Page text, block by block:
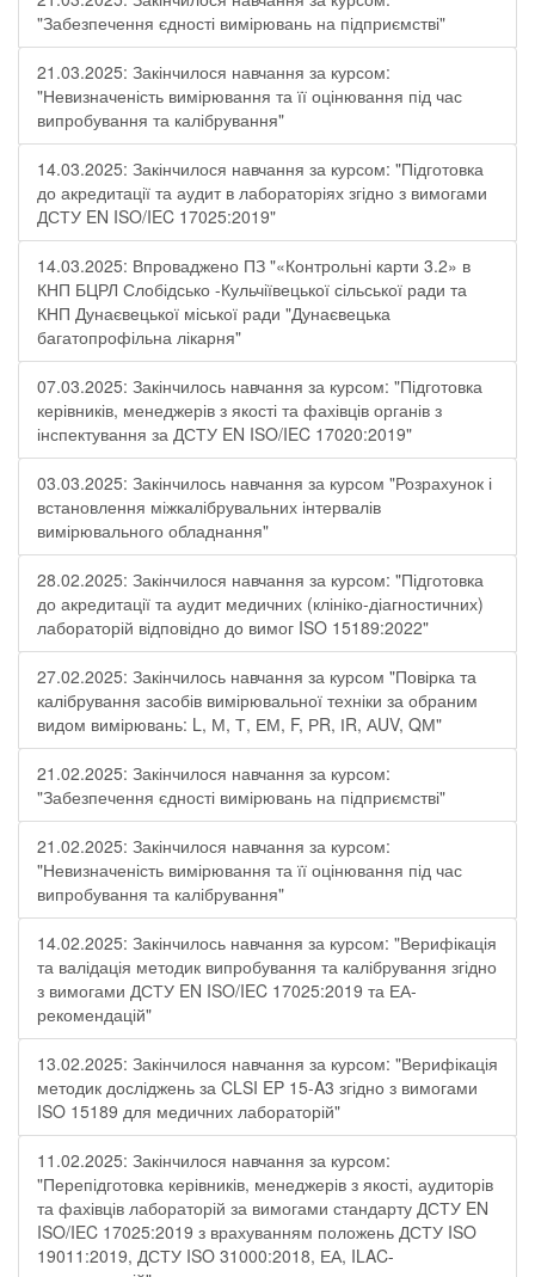
"Забезпечення єдності вимірювань на підприємстві"
21.03.2025: Закінчилося навчання за курсом:
"Невизначеність вимірювання та її оцінювання під час
випробування та калібрування"
14.03.2025: Закінчилося навчання за курсом: "Підготовка
до акредитації та аудит в лабораторіях згідно з вимогами
ДСТУ EN ISO/IEC 17025:2019"
14.03.2025: Впроваджено ПЗ "«Контрольні карти 3.2» в
КНП БЦРЛ Слобідсько -Кульчіївецької сільської ради та
КНП Дунаєвецької міської ради "Дунаєвецька
багатопрофільна лікарня"
07.03.2025: Закінчилось навчання за курсом: "Підготовка
керівників, менеджерів з якості та фахівців органів з
інспектування за ДСТУ EN ISO/IEC 17020:2019"
03.03.2025: Закінчилось навчання за курсом "Розрахунок і
встановлення міжкалібрувальних інтервалів
вимірювального обладнання"
28.02.2025: Закінчилося навчання за курсом: "Підготовка
до акредитації та аудит медичних (клініко-діагностичних)
лабораторій відповідно до вимог ISO 15189:2022"
27.02.2025: Закінчилось навчання за курсом "Повірка та
калібрування засобів вимірювальної техніки за обраним
видом вимірювань: L, М, Т, ЕМ, F, РR, ІR, АUV, QМ"
21.02.2025: Закінчилося навчання за курсом:
"Забезпечення єдності вимірювань на підприємстві"
21.02.2025: Закінчилося навчання за курсом:
"Невизначеність вимірювання та її оцінювання під час
випробування та калібрування"
14.02.2025: Закінчилось навчання за курсом: "Верифікація
та валідація методик випробування та калібрування згідно
з вимогами ДСТУ EN ISO/IEC 17025:2019 та ЕА-
рекомендацій"
13.02.2025: Закінчилося навчання за курсом: "Верифікація
методик досліджень за CLSI EP 15-A3 згідно з вимогами
ISO 15189 для медичних лабораторій"
11.02.2025: Закінчилося навчання за курсом:
"Перепідготовка керівників, менеджерів з якості, аудиторів
та фахівців лабораторій за вимогами стандарту ДСТУ EN
ISO/IEC 17025:2019 з врахуванням положень ДСТУ ISO
19011:2019, ДСТУ ISO 31000:2018, ЕА, ILAC-